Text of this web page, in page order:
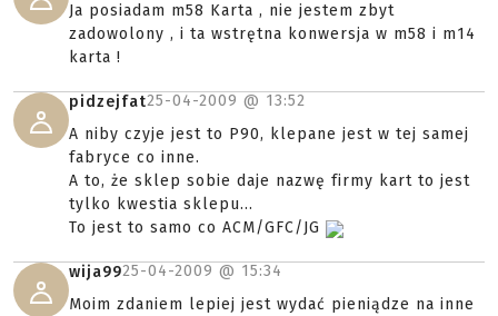
Ja posiadam m58 Karta , nie jestem zbyt
zadowolony , i ta wstrętna konwersja w m58 i m14
karta !
pidzejfat25-04-2009 @ 13:52
A niby czyje jest to P90, klepane jest w tej samej
fabryce co inne.
A to, że sklep sobie daje nazwę firmy kart to jest
tylko kwestia sklepu...
To jest to samo co ACM/GFC/JG
wija9925-04-2009 @ 15:34
Moim zdaniem lepiej jest wydać pieniądze na inne